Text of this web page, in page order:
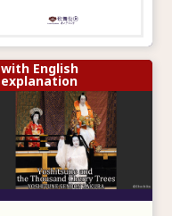
九郎判官義経 =
with English
explanation